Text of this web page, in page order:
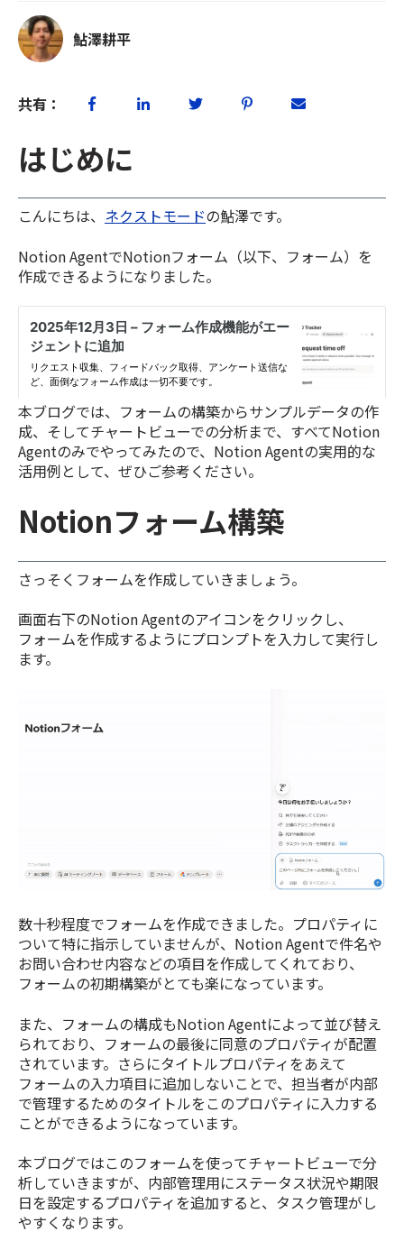
鮎澤耕平
共有：
はじめに
こんにちは、 ネクストモードの鮎澤です。
Notion AgentでNotionフォーム（以下、フォーム）を
作成できるようになりました。
本ブログでは、フォームの構築からサンプルデータの作
成、そしてチャートビューでの分析まで、すべてNotion
Agentのみでやってみたので、Notion Agentの実用的な
活用例として、ぜひご参考ください。
Notionフォーム構築
さっそくフォームを作成していきましょう。
画面右下のNotion Agentのアイコンをクリックし、
フォームを作成するようにプロンプトを入力して実行し
ます。
数十秒程度でフォームを作成できました。プロパティに
ついて特に指示していませんが、Notion Agentで件名や
お問い合わせ内容などの項目を作成してくれており、
フォームの初期構築がとても楽になっています。
また、フォームの構成もNotion Agentによって並び替え
られており、フォームの最後に同意のプロパティが配置
されています。さらにタイトルプロパティをあえて
フォームの入力項目に追加しないことで、担当者が内部
で管理するためのタイトルをこのプロパティに入力する
ことができるようになっています。
本ブログではこのフォームを使ってチャートビューで分
析していきますが、内部管理用にステータス状況や期限
日を設定するプロパティを追加すると、タスク管理がし
やすくなります。